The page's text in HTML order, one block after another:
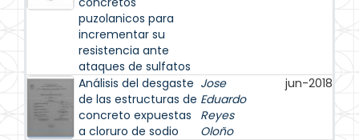
puzolanicos para
incrementar su
resistencia ante
ataques de sulfatos
Análisis del desgaste
de las estructuras de
concreto expuestas
a cloruro de sodio
Jose
Eduardo
Reyes
Oloño
jun-2018